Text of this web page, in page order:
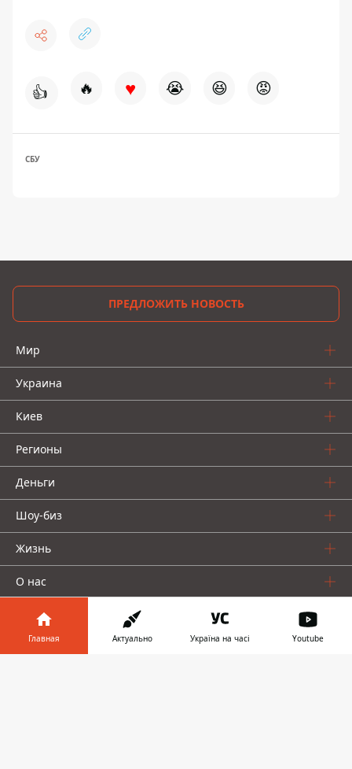
👍 🔥 ♥ 😭 😆 😡
СБУ
ПРЕДЛОЖИТЬ НОВОСТЬ
Мир
Украина
Киев
Регионы
Деньги
Шоу-биз
Жизнь
О нас
Главная Актуально Україна на часі Youtube